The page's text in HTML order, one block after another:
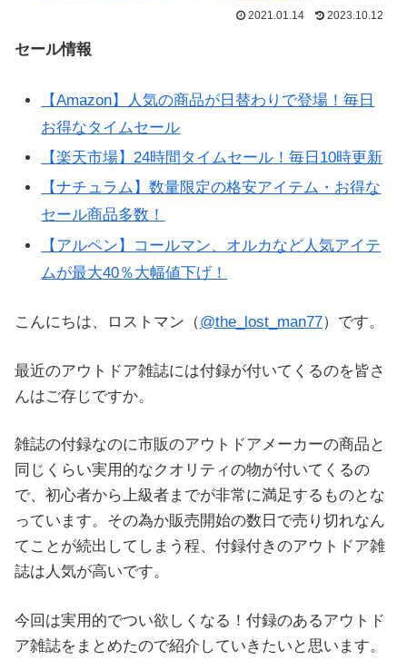
2021.01.14 2023.10.12
セール情報
【Amazon】人気の商品が日替わりで登場！毎日
お得なタイムセール
【楽天市場】24時間タイムセール！毎日10時更新
【ナチュラム】数量限定の格安アイテム・お得な
セール商品多数！
【アルペン】コールマン、オルカなど人気アイテ
ムが最大40％大幅値下げ！
こんにちは、ロストマン（@the_lost_man77）です。
最近のアウトドア雑誌には付録が付いてくるのを皆さ
んはご存じですか。
雑誌の付録なのに市販のアウトドアメーカーの商品と
同じくらい実用的なクオリティの物が付いてくるの
で、初心者から上級者までが非常に満足するものとな
っています。その為か販売開始の数日で売り切れなん
てことが続出してしまう程、付録付きのアウトドア雑
誌は人気が高いです。
今回は実用的でつい欲しくなる！付録のあるアウトド
ア雑誌をまとめたので紹介していきたいと思います。